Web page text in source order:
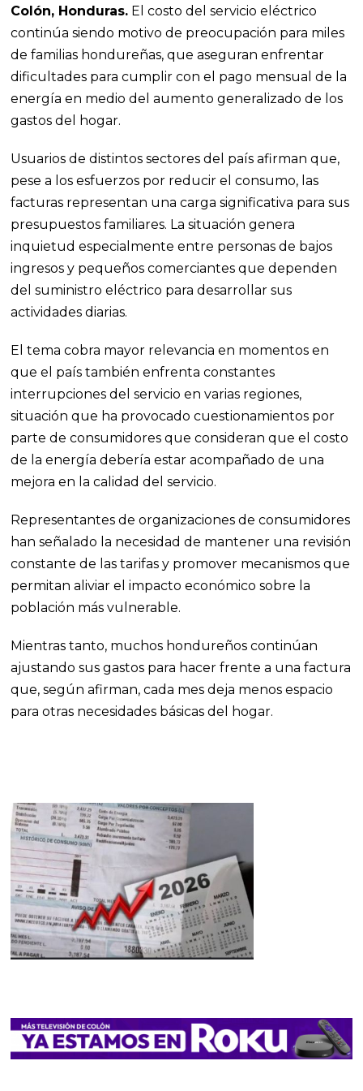
Colón, Honduras. El costo del servicio eléctrico
continúa siendo motivo de preocupación para miles
de familias hondureñas, que aseguran enfrentar
dificultades para cumplir con el pago mensual de la
energía en medio del aumento generalizado de los
gastos del hogar.
Usuarios de distintos sectores del país afirman que,
pese a los esfuerzos por reducir el consumo, las
facturas representan una carga significativa para sus
presupuestos familiares. La situación genera
inquietud especialmente entre personas de bajos
ingresos y pequeños comerciantes que dependen
del suministro eléctrico para desarrollar sus
actividades diarias.
El tema cobra mayor relevancia en momentos en
que el país también enfrenta constantes
interrupciones del servicio en varias regiones,
situación que ha provocado cuestionamientos por
parte de consumidores que consideran que el costo
de la energía debería estar acompañado de una
mejora en la calidad del servicio.
Representantes de organizaciones de consumidores
han señalado la necesidad de mantener una revisión
constante de las tarifas y promover mecanismos que
permitan aliviar el impacto económico sobre la
población más vulnerable.
Mientras tanto, muchos hondureños continúan
ajustando sus gastos para hacer frente a una factura
que, según afirman, cada mes deja menos espacio
para otras necesidades básicas del hogar.